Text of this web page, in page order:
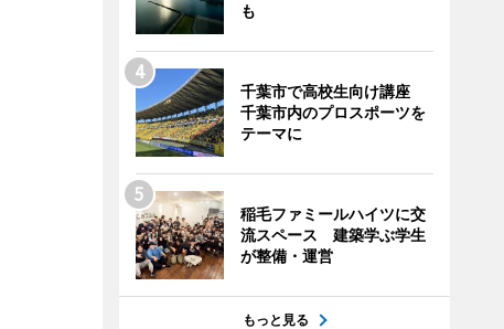
も
千葉市で高校生向け講座
千葉市内のプロスポーツを
テーマに
稲毛ファミールハイツに交
流スペース 建築学ぶ学生
が整備・運営
もっと見る